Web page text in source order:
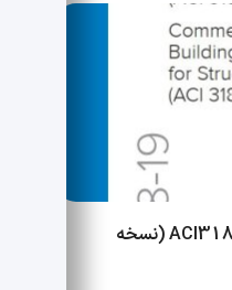
آیین‌نامه بتن امریکا ACI318M-19 (نسخه